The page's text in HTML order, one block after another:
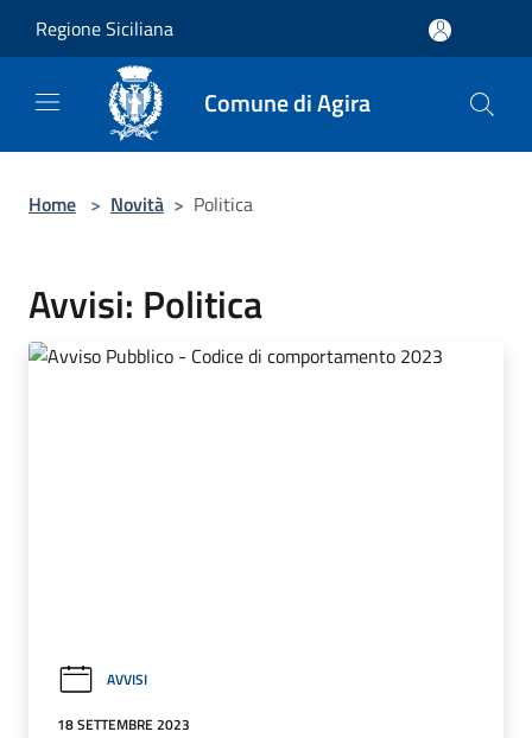
Regione Siciliana
Comune di Agira
Home > Novità > Politica
Avvisi: Politica
AVVISI
18 SETTEMBRE 2023